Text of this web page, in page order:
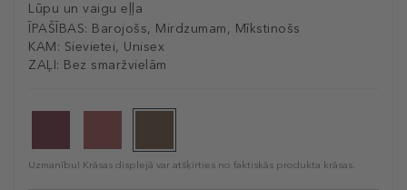
Lūpu un vaigu eļļa
ĪPAŠĪBAS: Barojošs, Mirdzumam, Mīkstinošs
KAM: Sievietei, Unisex
ZAĻI: Bez smaržvielām
Uzmanību! Krāsas displejā var atšķirties no faktiskās produkta krāsas.